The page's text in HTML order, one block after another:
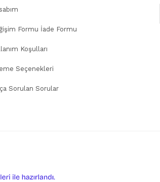
Formu İade Formu
Koşulları
Seçenekleri
Sorulan Sorular
e-